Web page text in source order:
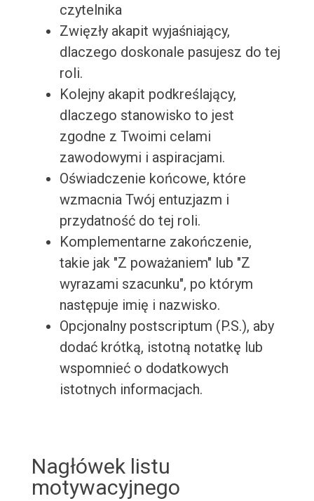
czytelnika
Zwięzły akapit wyjaśniający,
dlaczego doskonale pasujesz do tej
roli.
Kolejny akapit podkreślający,
dlaczego stanowisko to jest
zgodne z Twoimi celami
zawodowymi i aspiracjami.
Oświadczenie końcowe, które
wzmacnia Twój entuzjazm i
przydatność do tej roli.
Komplementarne zakończenie,
takie jak "Z poważaniem" lub "Z
wyrazami szacunku", po którym
następuje imię i nazwisko.
Opcjonalny postscriptum (P.S.), aby
dodać krótką, istotną notatkę lub
wspomnieć o dodatkowych
istotnych informacjach.
Nagłówek listu
motywacyjnego